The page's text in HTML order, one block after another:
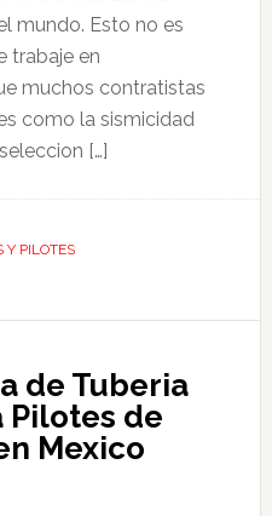
mundo. Esto no es
trabaje en
muchos contratistas
como la sismicidad
[…]
Y PILOTES
de Tuberia
Pilotes de
Mexico